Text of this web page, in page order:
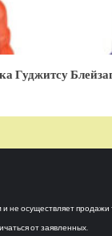
Гуджитсу
не осуществляет продажи
от заявленных.